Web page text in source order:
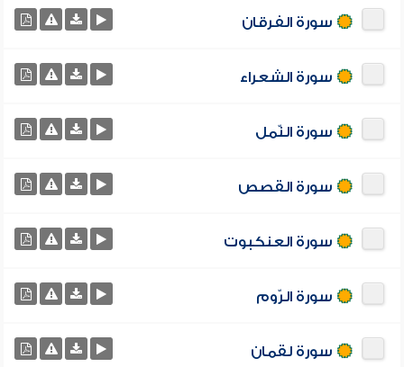
سورة الفرقان
سورة الشعراء
سورة النّمل
سورة القصص
سورة العنكبوت
سورة الرّوم
سورة لقمان